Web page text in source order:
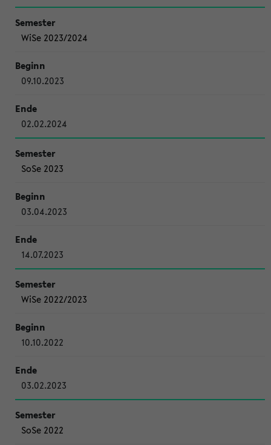
WiSe 2023/2024
09.10.2023
02.02.2024
SoSe 2023
03.04.2023
14.07.2023
WiSe 2022/2023
10.10.2022
03.02.2023
SoSe 2022